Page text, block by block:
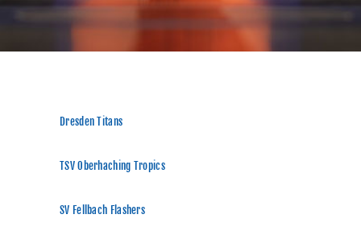
Dresden Titans
TSV Oberhaching Tropics
SV Fellbach Flashers